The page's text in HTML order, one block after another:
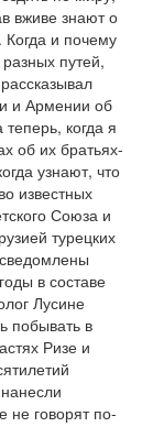
вживе знают о
Когда и почему
путей,
и Армении об
когда я
об их братьях-
узнают, что
известных
Союза и
турецких
в составе
Лусине
побывать в
Ризе и
не говорят по-